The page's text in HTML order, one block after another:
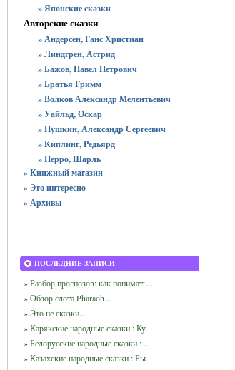
» Японские сказки
Авторские сказки
» Андерсен, Ганс Христиан
» Линдгрен, Астрид
» Бажов, Павел Петрович
» Братья Гримм
» Волков Александр Мелентьевич
» Уайльд, Оскар
» Пушкин, Александр Сергеевич
» Киплинг, Редьярд
» Перро, Шарль
» Книжный магазин
» Это интересно
» Архивы
ПОСЛЕДНИЕ ЗАПИСИ
» Разбор прогнозов: как понимать...
» Обзор слота Pharaoh...
» Это не сказки...
» Карякские народные сказки : Ку...
» Белорусские народные сказки : ...
» Казахские народные сказки : Ры...